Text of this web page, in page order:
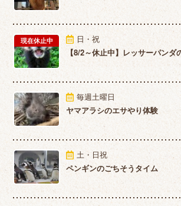
現在休止中
日・祝
【8/2～休止中】レッサーパンダ
毎週土曜日
ヤマアラシのエサやり体験
土・日祝
ペンギンのごちそうタイム